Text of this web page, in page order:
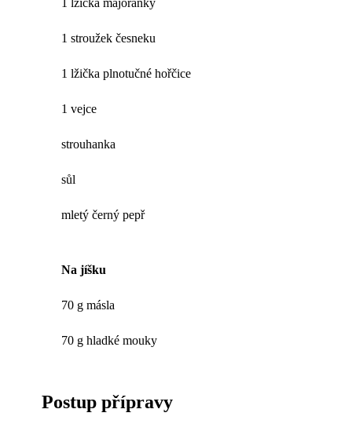
1 stroužek česneku
1 lžička plnotučné hořčice
1 vejce
strouhanka
sůl
mletý černý pepř
Na jíšku
70 g másla
70 g hladké mouky
Postup přípravy